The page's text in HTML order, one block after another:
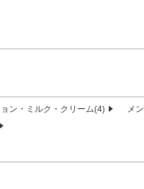
ン・ミルク・クリーム(4)
メ